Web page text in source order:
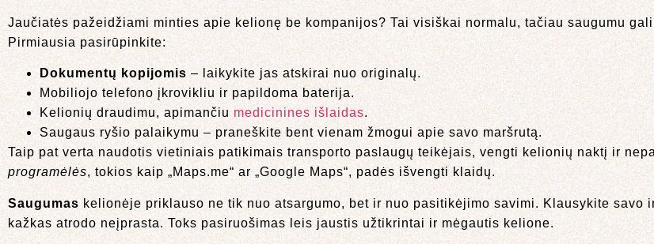
Jaučiatės pažeidžiami minties apie kelionę be kompanijos? Tai visiškai normalu, tačiau saugumu
Pirmiausia pasirūpinkite:
Dokumentų kopijomis – laikykite jas atskirai nuo originalų.
Mobiliojo telefono įkrovikliu ir papildoma baterija.
Kelionių draudimu, apimančiu medicinines išlaidas.
Saugaus ryšio palaikymu – praneškite bent vienam žmogui apie savo maršrutą.
Taip pat verta naudotis vietiniais patikimais transporto paslaugų teikėjais, vengti kelionių naktį ir
programėlės, tokios kaip „Maps.me“ ar „Google Maps“, padės išvengti klaidų.
Saugumas kelionėje priklauso ne tik nuo atsargumo, bet ir nuo pasitikėjimo savimi. Klausykite
kažkas atrodo neįprasta. Toks pasiruošimas leis jaustis užtikrintai ir mėgautis kelione.